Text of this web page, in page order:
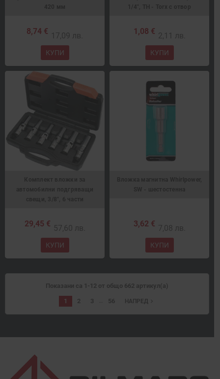
8,74 € 17,09 лв.
КУПИ
1,08 € 2,11 лв.
КУПИ
29,45 € 57,60 лв.
КУПИ
3,62 € 7,08 лв.
КУПИ
Показани са 1-12 от общо 662 артикул(а)
1 2 3 56 НАПРЕД